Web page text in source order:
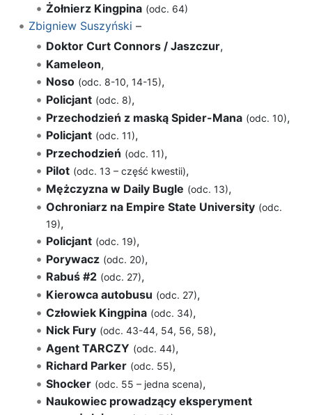
Żołnierz Kingpina (odc. 64)
Zbigniew Suszyński –
Doktor Curt Connors / Jaszczur,
Kameleon,
Noso (odc. 8-10, 14-15),
Policjant (odc. 8),
Przechodzień z maską Spider-Mana (odc. 10),
Policjant (odc. 11),
Przechodzień (odc. 11),
Pilot (odc. 13 – część kwestii),
Mężczyzna w Daily Bugle (odc. 13),
Ochroniarz na Empire State University (odc.
19),
Policjant (odc. 19),
Porywacz (odc. 20),
Rabuś #2 (odc. 27),
Kierowca autobusu (odc. 27),
Człowiek Kingpina (odc. 34),
Nick Fury (odc. 43-44, 54, 56, 58),
Agent TARCZY (odc. 44),
Richard Parker (odc. 55),
Shocker (odc. 55 – jedna scena),
Naukowiec prowadzący eksperyment